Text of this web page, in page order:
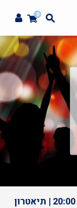
0
האבא שיכולתי להיות | 7.7.25 | שני | 20:00 | תיאטרון